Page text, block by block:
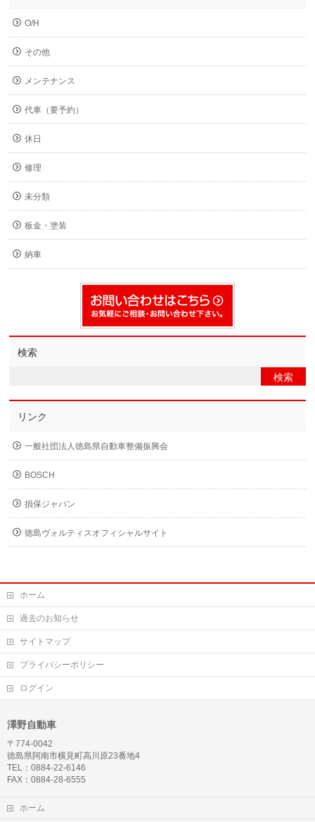
O/H
その他
メンテナンス
代車（要予約）
休日
修理
未分類
板金・塗装
納車
検索
リンク
一般社団法人徳島県自動車整備振興会
BOSCH
損保ジャパン
徳島ヴォルティスオフィシャルサイト
ホーム
過去のお知らせ
サイトマップ
プライバシーポリシー
ログイン
澤野自動車
〒774-0042
徳島県阿南市横見町高川原23番地4
TEL：0884-22-6146
FAX：0884-28-6555
ホーム